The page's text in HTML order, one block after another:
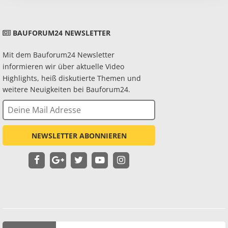
BAUFORUM24 NEWSLETTER
Mit dem Bauforum24 Newsletter
informieren wir über aktuelle Video
Highlights, heiß diskutierte Themen und
weitere Neuigkeiten bei Bauforum24.
NEWSLETTER ABONNIEREN